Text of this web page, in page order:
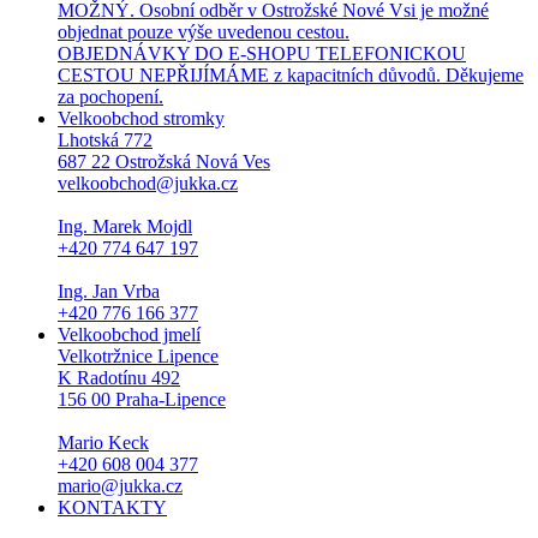
MOŽNÝ. Osobní odběr v Ostrožské Nové Vsi je možné
objednat pouze výše uvedenou cestou.
OBJEDNÁVKY DO E-SHOPU TELEFONICKOU
CESTOU NEPŘIJÍMÁME z kapacitních důvodů. Děkujeme
za pochopení.
Velkoobchod stromky
Lhotská 772
687 22 Ostrožská Nová Ves
velkoobchod@jukka.cz
Ing. Marek Mojdl
+420 774 647 197
Ing. Jan Vrba
+420 776 166 377
Velkoobchod jmelí
Velkotržnice Lipence
K Radotínu 492
156 00 Praha-Lipence
Mario Keck
+420 608 004 377
mario@jukka.cz
KONTAKTY